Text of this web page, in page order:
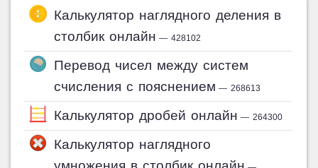
Калькулятор наглядного деления в
столбик онлайн — 428102
Перевод чисел между систем
счисления с пояснением — 268613
Калькулятор дробей онлайн — 264300
Калькулятор наглядного